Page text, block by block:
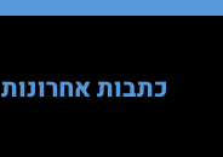
כתבות אחרונות